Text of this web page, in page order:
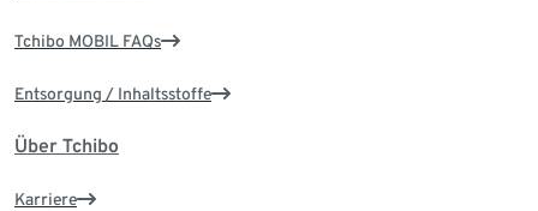
Tchibo MOBIL FAQs
Entsorgung / Inhaltsstoffe
Über Tchibo
Karriere